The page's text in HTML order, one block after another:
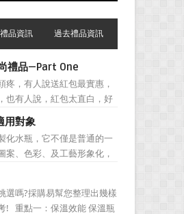
品資訊 過去禮品資訊
禮品—Part One
疼，有人說送紅包最實惠，
也有人說，紅包太直白，好
。然而，挑選結婚禮物卻一
不好反而怕有影響友誼什麼
的結婚禮品攻略，希望能為
用對象
化水瓶，它不僅是普通的一
案、色彩、及工藝形象化，
了公司的品牌，也體現公司
贈禮方的感激之情。此外，
，水瓶也含有虛懷若谷、有
選嗎?採購易幫您整理出幾樣
! 重點一：保溫效能 保溫瓶